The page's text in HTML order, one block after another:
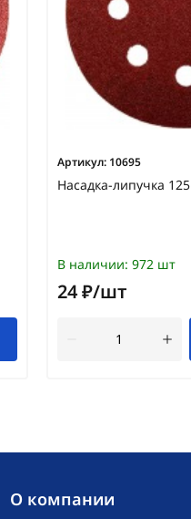
Артикул: 10695
Насадка-липучка
В наличии: 972 шт
24 ₽/шт
O компании